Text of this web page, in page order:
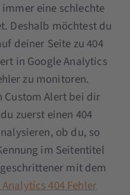
eine schlechte
Deshalb möchtest du
deiner Seite zu 404
in Google Analytics
zu monitoren.
Custom Alert bei dir
zuerst einen 404
ob du, so
im Seitentitel
mit dem
404 Fehler